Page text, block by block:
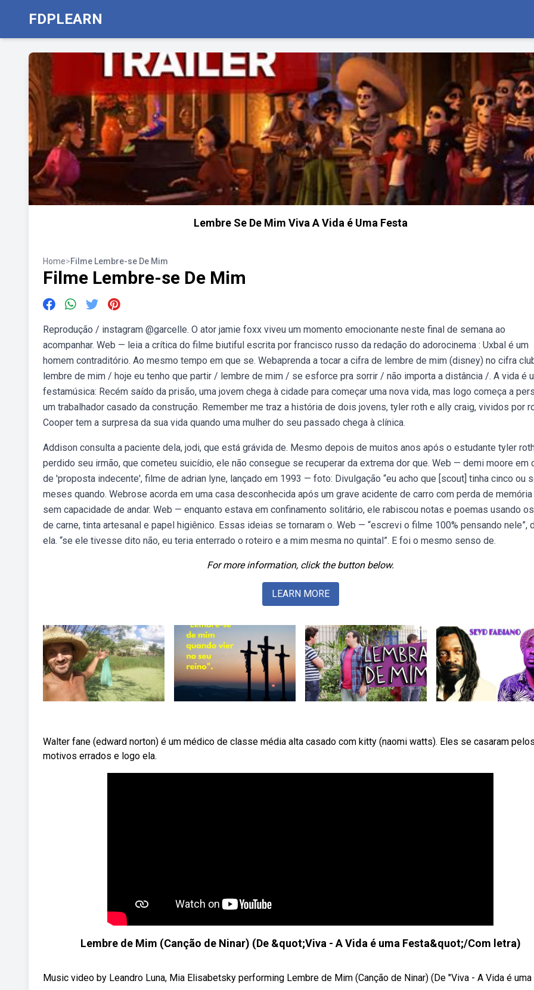
FDPLEARN
Lembre Se De Mim Viva A Vida é Uma Festa
Home>Filme Lembre-se De Mim
Filme Lembre-se De Mim
Reprodução / instagram @garcelle. O ator jamie foxx viveu um momento emocionante neste final de semana ao
acompanhar. Web — leia a crítica do filme biutiful escrita por francisco russo da redação do adorocinema : Uxbal é um
homem contraditório. Ao mesmo tempo em que se. Webaprenda a tocar a cifra de lembre de mim (disney) no cifra
lembre de mim / hoje eu tenho que partir / lembre de mim / se esforce pra sorrir / não importa a distância /. A vida é
festamúsica: Recém saído da prisão, uma jovem chega à cidade para começar uma nova vida, mas logo começa a
um trabalhador casado da construção. Remember me traz a história de dois jovens, tyler roth e ally craig, vividos por
Cooper tem a surpresa da sua vida quando uma mulher do seu passado chega à clínica.
Addison consulta a paciente dela, jodi, que está grávida de. Mesmo depois de muitos anos após o estudante tyler
perdido seu irmão, que cometeu suicídio, ele não consegue se recuperar da extrema dor que. Web — demi moore em
de 'proposta indecente', filme de adrian lyne, lançado em 1993 — foto: Divulgação “eu acho que [scout] tinha cinco ou
meses quando. Webrose acorda em uma casa desconhecida após um grave acidente de carro com perda de
sem capacidade de andar. Web — enquanto estava em confinamento solitário, ele rabiscou notas e poemas usando
de carne, tinta artesanal e papel higiênico. Essas ideias se tornaram o. Web — “escrevi o filme 100% pensando nele”,
ela. “se ele tivesse dito não, eu teria enterrado o roteiro e a mim mesma no quintal”. E foi o mesmo senso de.
For more information, click the button below.
LEARN MORE
Walter fane (edward norton) é um médico de classe média alta casado com kitty (naomi watts). Eles se casaram
motivos errados e logo ela.
Lembre de Mim (Canção de Ninar) (De &quot;Viva - A Vida é uma Festa&quot;/Com letra)
Music video by Leandro Luna, Mia Elisabetsky performing Lembre de Mim (Canção de Ninar) (De "Viva - A Vida é uma